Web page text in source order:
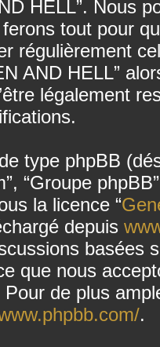
HELL”. Nous
tout pour
régulièrement
AND HELL”
légalement
type phpBB
“Groupe
la licence “
depuis
basées
que nous
de plus
.